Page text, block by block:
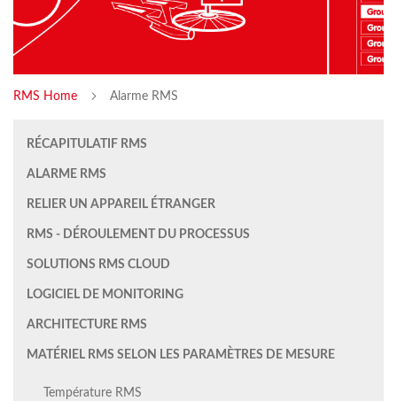
RMS Home Alarme RMS
RÉCAPITULATIF RMS
ALARME RMS
RELIER UN APPAREIL ÉTRANGER
RMS - DÉROULEMENT DU PROCESSUS
SOLUTIONS RMS CLOUD
LOGICIEL DE MONITORING
ARCHITECTURE RMS
MATÉRIEL RMS SELON LES PARAMÈTRES DE MESURE
Température RMS